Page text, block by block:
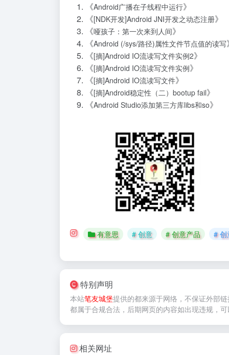
《Android广播在子线程中运行》
《[NDK开发]Android JNI开发之动态注册》
《哑孩子：第一次来到人间》
《Android (/sys/路径)属性文件节点值的读写
《[摘]Android IO流读写文件实例2》
《[摘]Android IO流读写文件实例》
《[摘]Android IO流读写文件》
《[摘]Android稳定性（二）bootup fail》
《Android Studio添加第三方库libs和so》
有意思 # 创意 # 创意产品 # 创
特别声明
本站笔友城堡提供的都来源于网络，不保证外部
都属于合规合法，后期网页的内容如出现违规，
相关网址